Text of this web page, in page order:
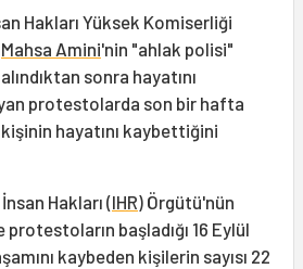
Hakları Yüksek Komiserliği
Mahsa Amini'nin "ahlak polisi"
sonra hayatını
protestolarda son bir hafta
hayatını kaybettiğini
Hakları (IHR) Örgütü'nün
protestoların başladığı 16 Eylül
kaybeden kişilerin sayısı 22